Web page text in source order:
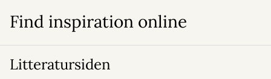
Find inspiration online
Litteratursiden